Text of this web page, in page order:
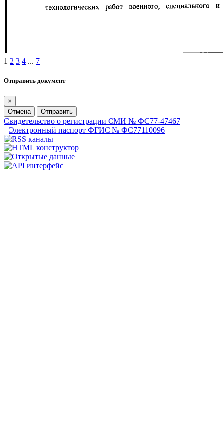
1 2 3 4 ... 7
Отправить документ
×
Отмена
Отправить
Свидетельство о регистрации СМИ № ФС77-47467
Электронный паспорт ФГИС № ФС77110096